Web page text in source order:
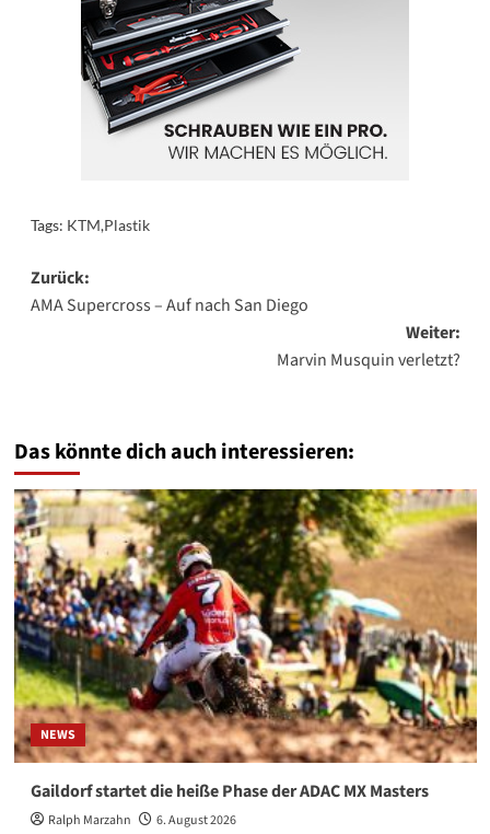
Tags: KTM,Plastik
Beitragsnavigation
Zurück:
AMA Supercross – Auf nach San Diego
Weiter:
Marvin Musquin verletzt?
Das könnte dich auch interessieren:
NEWS
Gaildorf startet die heiße Phase der ADAC MX Masters
Ralph Marzahn 6. August 2026